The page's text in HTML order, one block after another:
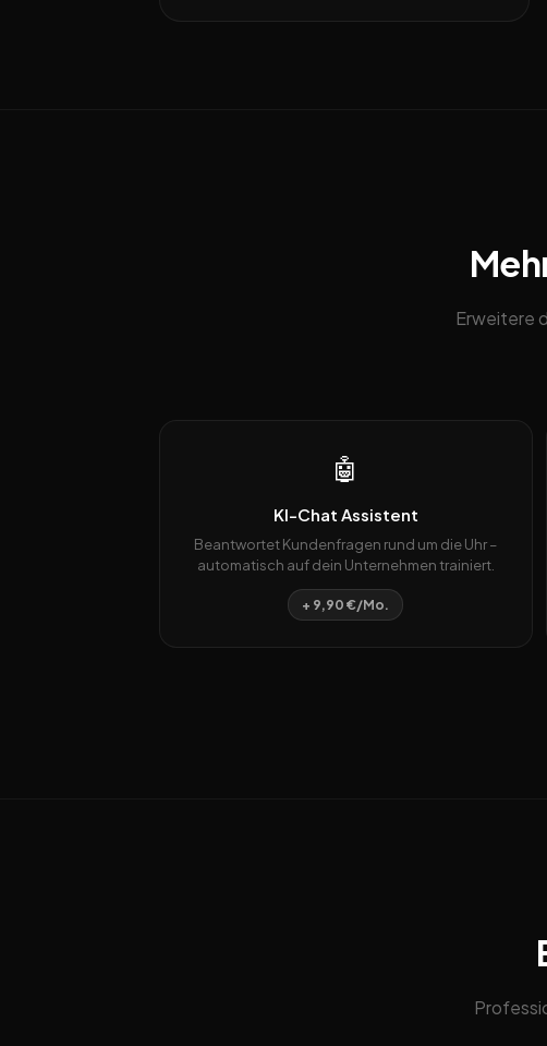
Erweitere
🤖
KI-Chat Assistent
Beantwortet Kundenfragen rund um die Uhr –
automatisch auf dein Unternehmen trainiert.
+ 9,90 €/Mo.